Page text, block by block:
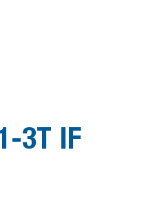
3T IF